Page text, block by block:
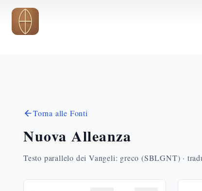
Vai al contenuto principale
Torna alle Fonti
Nuova Alleanza
Testo parallelo dei Vangeli: greco (SBLGNT) ·